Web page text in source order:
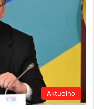
Aktuelno